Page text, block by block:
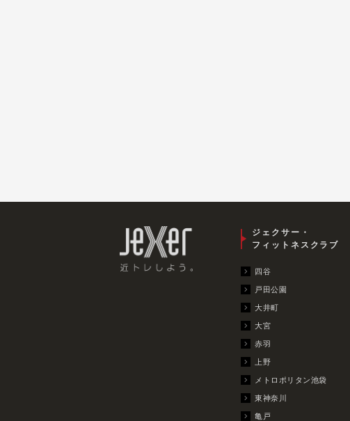
ジェクサー・
フィットネスクラブ
四谷
戸田公園
大井町
大宮
赤羽
上野
メトロポリタン池袋
東神奈川
亀戸